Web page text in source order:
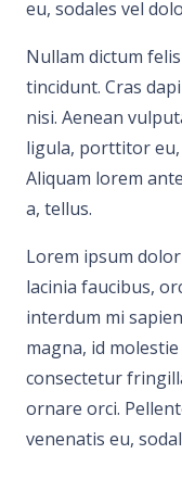
eu, sodales vel
Nullam dictum
tincidunt. Cras
nisi. Aenean
ligula, porttitor eu,
Aliquam lorem
a, tellus.
Lorem ipsum
lacinia faucibus,
interdum mi
magna, id
consectetur
ornare orci.
venenatis eu,